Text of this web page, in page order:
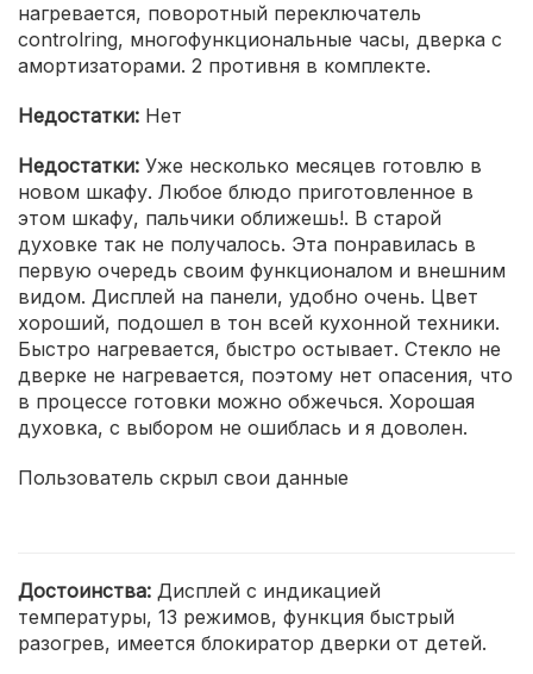
нагревается, поворотный переключатель
controlring, многофункциональные часы, дверка с
амортизаторами. 2 противня в комплекте.
Недостатки: Нет
Недостатки: Уже несколько месяцев готовлю в
новом шкафу. Любое блюдо приготовленное в
этом шкафу, пальчики оближешь!. В старой
духовке так не получалось. Эта понравилась в
первую очередь своим функционалом и внешним
видом. Дисплей на панели, удобно очень. Цвет
хороший, подошел в тон всей кухонной техники.
Быстро нагревается, быстро остывает. Стекло не
дверке не нагревается, поэтому нет опасения, что
в процессе готовки можно обжечься. Хорошая
духовка, с выбором не ошиблась и я доволен.
Пользователь скрыл свои данные
Достоинства: Дисплей с индикацией
температуры, 13 режимов, функция быстрый
разогрев, имеется блокиратор дверки от детей.